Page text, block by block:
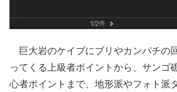
巨大岩のケイブにブリやカンパチの
ってくる上級者ポイントから、サンゴ
心者ポイントまで、地形派やフォト派